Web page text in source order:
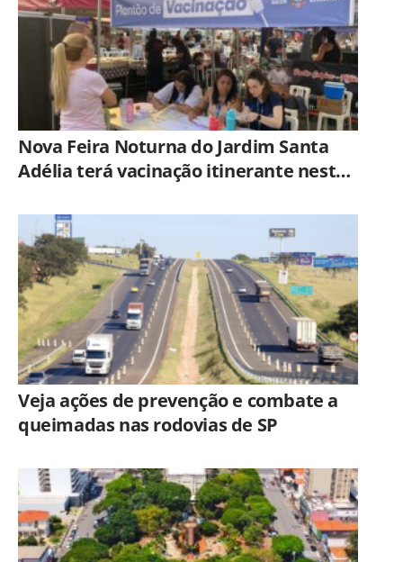
Nova Feira Noturna do Jardim Santa
Adélia terá vacinação itinerante nesta
Veja ações de prevenção e combate a
queimadas nas rodovias de SP